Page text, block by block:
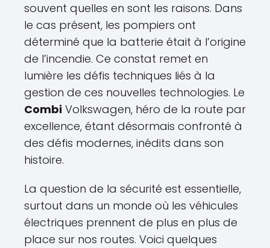
souvent quelles en sont les raisons. Dans
le cas présent, les pompiers ont
déterminé que la batterie était à l’origine
de l’incendie. Ce constat remet en
lumière les défis techniques liés à la
gestion de ces nouvelles technologies. Le
Combi Volkswagen, héro de la route par
excellence, étant désormais confronté à
des défis modernes, inédits dans son
histoire.
La question de la sécurité est essentielle,
surtout dans un monde où les véhicules
électriques prennent de plus en plus de
place sur nos routes. Voici quelques